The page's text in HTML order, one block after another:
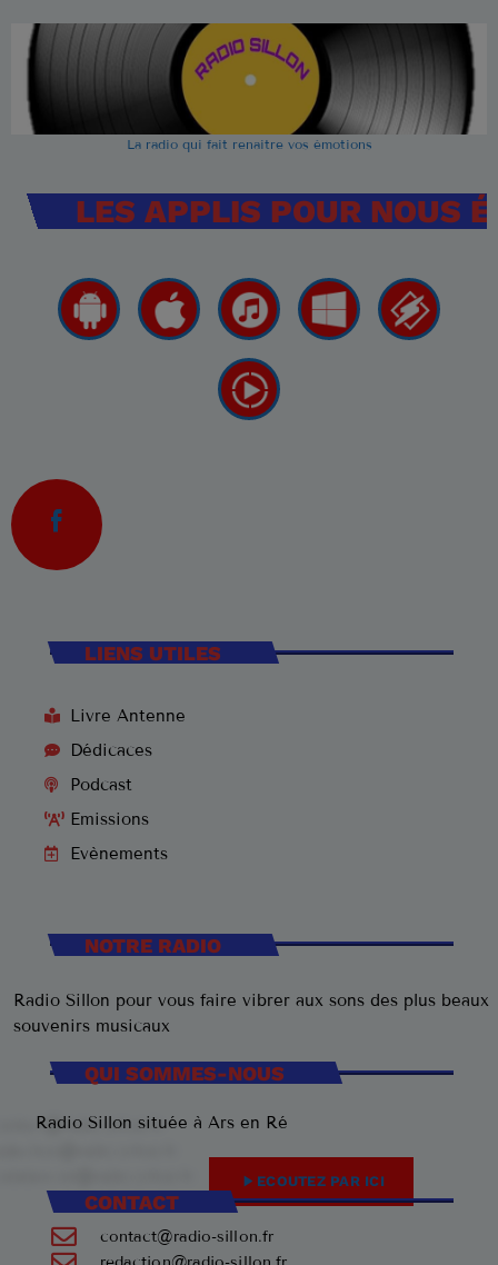
La radio qui fait renaitre vos émotions
LES APPLIS POUR NOUS
LIENS UTILES
Livre Antenne
Dédicaces
Podcast
Emissions
Evènements
NOTRE RADIO
Radio Sillon pour vous faire vibrer aux sons des plus beaux
souvenirs musicaux
play_arrow ECOUTEZ PAR ICI
QUI SOMMES-NOUS
Radio Sillon située à Ars en Ré
CONTACT
contact@radio-sillon.fr